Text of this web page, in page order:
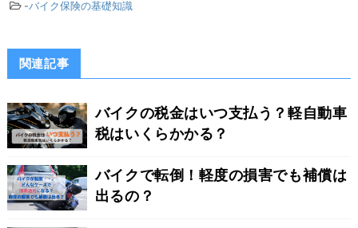
-バイク保険の基礎知識
関連記事
バイクの税金はいつ支払う？軽自動車
税はいくらかかる？
バイクで転倒！軽度の損害でも補償は
出るの？